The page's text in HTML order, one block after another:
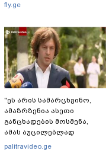
fly.ge
"ეს არის სამარცხვინო,
ამაზრზენია ასეთი
განცხადების მოსმენა,
ამას აუცილებლად
სჭირდება საზოგადოების
palitravideo.ge